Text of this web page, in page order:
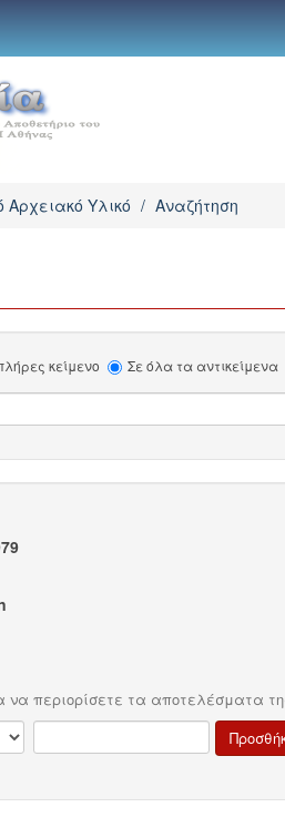
Αρχειακό Υλικό / Αναζήτηση
κείμενο Σε όλα τα αντικείμενα
να περιορίσετε τα αποτελέσματα